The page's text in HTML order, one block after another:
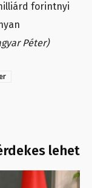
forintnyi
Péter)
lehet